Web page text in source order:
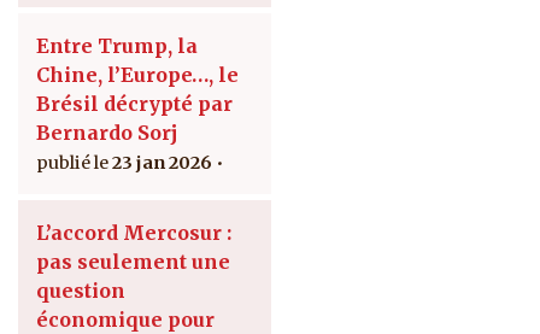
Entre Trump, la
Chine, l’Europe…, le
Brésil décrypté par
Bernardo Sorj
23 jan 2026
L’accord Mercosur :
pas seulement une
question
économique pour